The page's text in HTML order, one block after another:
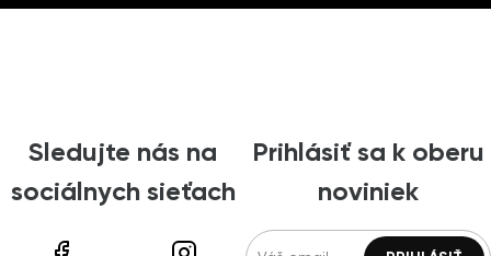
Sledujte nás na
sociálnych sieťach
Prihlásiť sa k oberu
noviniek